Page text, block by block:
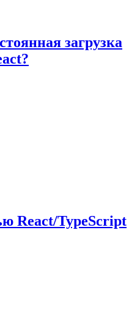
загрузка
React/TypeScript